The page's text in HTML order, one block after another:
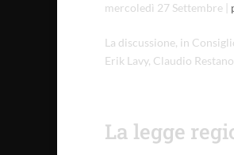
mercoledì 27 Settembre
La discussione, in
Erik Lavy, Claudio
La legge